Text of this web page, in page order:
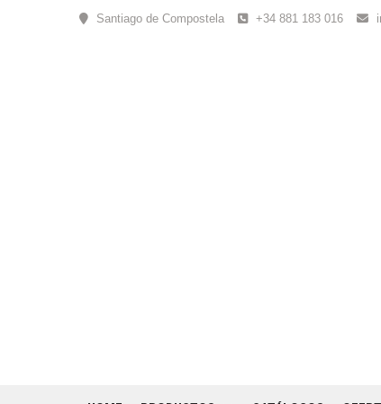
Santiago de Compostela +34 881 183 016